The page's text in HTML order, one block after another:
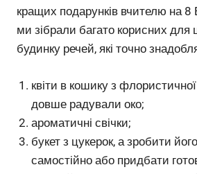
кращих подарунків вчителю на 8
ми зібрали багато корисних
будинку речей, які точно
квіти в кошику з
довше радували око;
ароматичні свічки;
букет з цукерок, а зробити
самостійно або придбати